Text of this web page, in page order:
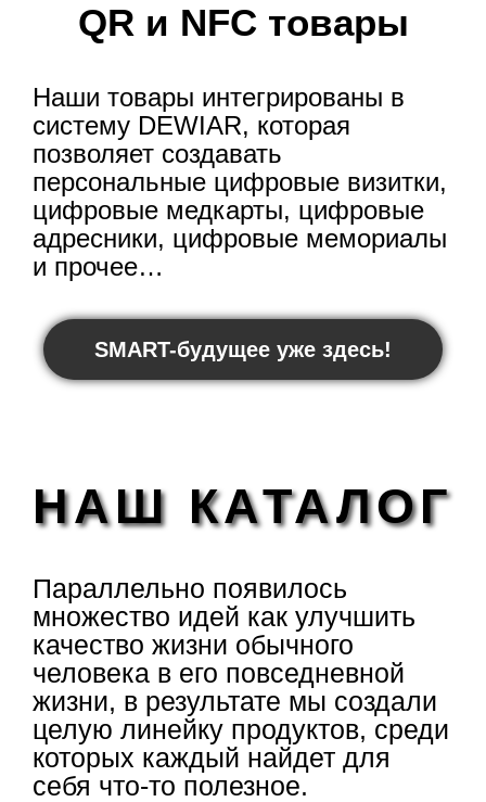
QR и NFC товары
Наши товары интегрированы в
систему DEWIAR, которая
позволяет создавать
персональные цифровые визитки,
цифровые медкарты, цифровые
адресники, цифровые мемориалы
и прочее…
SMART-будущее уже здесь!
НАШ КАТАЛОГ
Параллельно появилось
множество идей как улучшить
качество жизни обычного
человека в его повседневной
жизни, в результате мы создали
целую линейку продуктов, среди
которых каждый найдет для
себя что-то полезное.